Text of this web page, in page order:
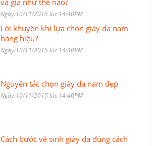
và giả như thế nào?
Ngày:10/11/2015 lúc 14:40PM
Lời khuyên khi lựa chọn giày da nam
hàng hiệu?
Ngày:10/11/2015 lúc 14:40PM
Nguyên tắc chọn giày da nam đẹp
Ngày:10/11/2015 lúc 14:40PM
Cách bước vệ sinh giày da đúng cách